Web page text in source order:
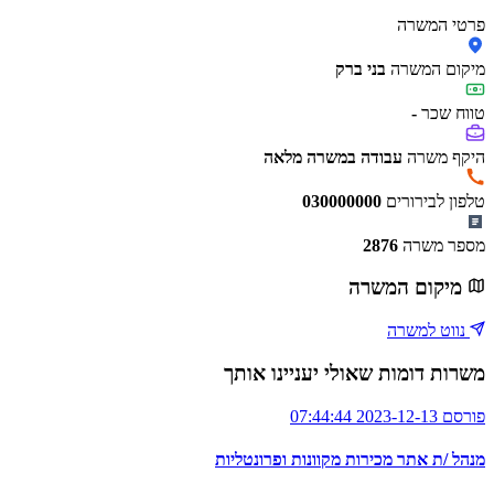
פרטי המשרה
מיקום המשרה בני ברק
טווח שכר -
היקף משרה עבודה במשרה מלאה
טלפון לבירורים 030000000
מספר משרה 2876
מיקום המשרה
נווט למשרה
משרות דומות שאולי יעניינו אותך
פורסם 2023-12-13 07:44:44
מנהל /ת אתר מכירות מקוונות ופרונטליות